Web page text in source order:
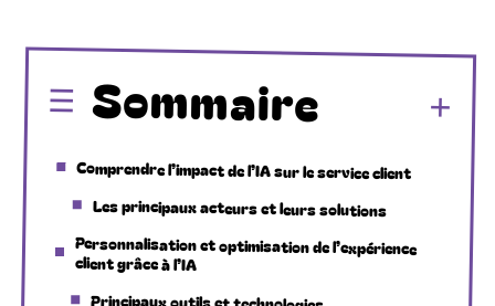
Sommaire
Comprendre l’impact de l’IA sur le service client
Les principaux acteurs et leurs solutions
Personnalisation et optimisation de l’expérience
client grâce à l’IA